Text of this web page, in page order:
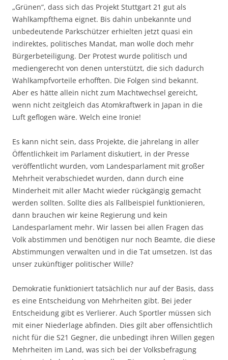
„Grünen“, dass sich das Projekt Stuttgart 21 gut als
Wahlkampfthema eignet. Bis dahin unbekannte und
unbedeutende Parkschützer erhielten jetzt quasi ein
indirektes, politisches Mandat, man wolle doch mehr
Bürgerbeteiligung. Der Protest wurde politisch und
mediengerecht von denen unterstützt, die sich dadurch
Wahlkampfvorteile erhofften. Die Folgen sind bekannt.
Aber es hätte allein nicht zum Machtwechsel gereicht,
wenn nicht zeitgleich das Atomkraftwerk in Japan in die
Luft geflogen wäre. Welch eine Ironie!
Es kann nicht sein, dass Projekte, die jahrelang in aller
Öffentlichkeit im Parlament diskutiert, in der Presse
veröffentlicht wurden, vom Landesparlament mit großer
Mehrheit verabschiedet wurden, dann durch eine
Minderheit mit aller Macht wieder rückgängig gemacht
werden sollten. Sollte dies als Fallbeispiel funktionieren,
dann brauchen wir keine Regierung und kein
Landesparlament mehr. Wir lassen bei allen Fragen das
Volk abstimmen und benötigen nur noch Beamte, die diese
Abstimmungen verwalten und in die Tat umsetzen. Ist das
unser zukünftiger politischer Wille?
Demokratie funktioniert tatsächlich nur auf der Basis, dass
es eine Entscheidung von Mehrheiten gibt. Bei jeder
Entscheidung gibt es Verlierer. Auch Sportler müssen sich
mit einer Niederlage abfinden. Dies gilt aber offensichtlich
nicht für die S21 Gegner, die unbedingt ihren Willen gegen
Mehrheiten im Land, was sich bei der Volksbefragung